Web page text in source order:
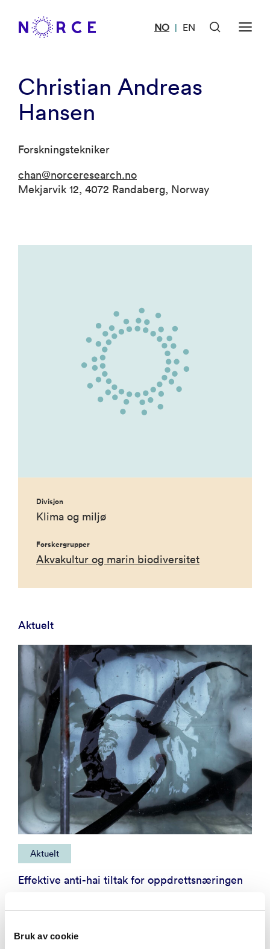
Bruk av cookie
NO | EN
Christian Andreas
Hansen
Forskningstekniker
chan@norceresearch.no
Mekjarvik 12, 4072 Randaberg, Norway
Divisjon
Klima og miljø
Forskergrupper
Akvakultur og marin biodiversitet
Aktuelt
Aktuelt
Effektive anti-hai tiltak for oppdrettsnæringen